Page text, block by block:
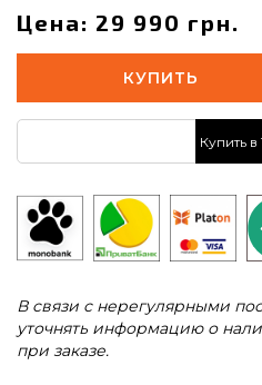
Цена: 29 990 грн.
КУПИТЬ
Купить в
В связи с нерегулярными
уточнять информацию о
при заказе.